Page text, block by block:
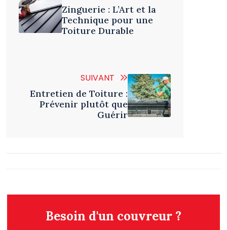
Zinguerie : L’Art et la
Technique pour une
Toiture Durable
SUIVANT
Entretien de Toiture :
Prévenir plutôt que
Guérir
Besoin d'un couvreur ?